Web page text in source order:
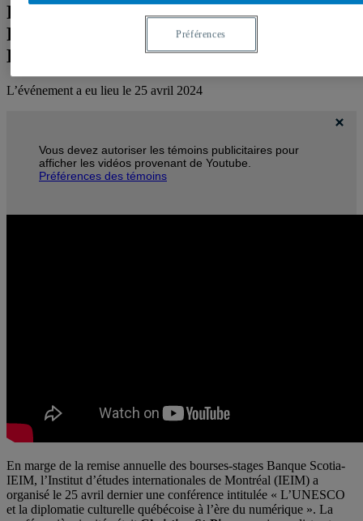
Retour sur la conférence de Christine St-
Pierre et la remise des bourses-stages
Banque Scotia-IEIM 2024
L’événement a eu lieu le 25 avril 2024
Vous devez autoriser les témoins publicitaires pour
afficher les vidéos provenant de Youtube.
Préférences des témoins
En marge de la remise annuelle des bourses-stages Banque Scotia-
IEIM, l’Institut d’études internationales de Montréal (IEIM) a
organisé le 25 avril dernier une conférence intitulée « L’UNESCO
et la diplomatie culturelle québécoise à l’ère du numérique ». La
Préférences